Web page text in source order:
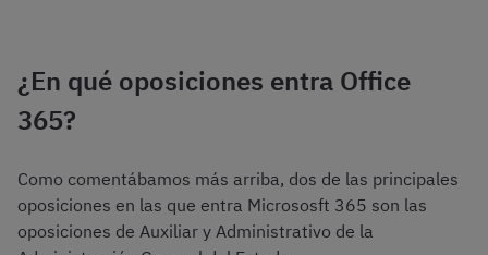
¿En qué oposiciones entra Office
365?
Como comentábamos más arriba, dos de las principales
oposiciones en las que entra Micrososft 365 son las
oposiciones de Auxiliar y Administrativo de la